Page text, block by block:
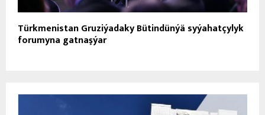
Türkmenistan Gruziýadaky Bütindünýä syýahatçylyk
forumyna gatnaşýar